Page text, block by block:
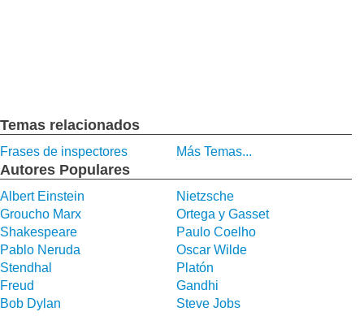
Temas relacionados
Frases de inspectores Más Temas...
Autores Populares
Albert Einstein
Nietzsche
Groucho Marx
Ortega y Gasset
Shakespeare
Paulo Coelho
Pablo Neruda
Oscar Wilde
Stendhal
Platón
Freud
Gandhi
Bob Dylan
Steve Jobs